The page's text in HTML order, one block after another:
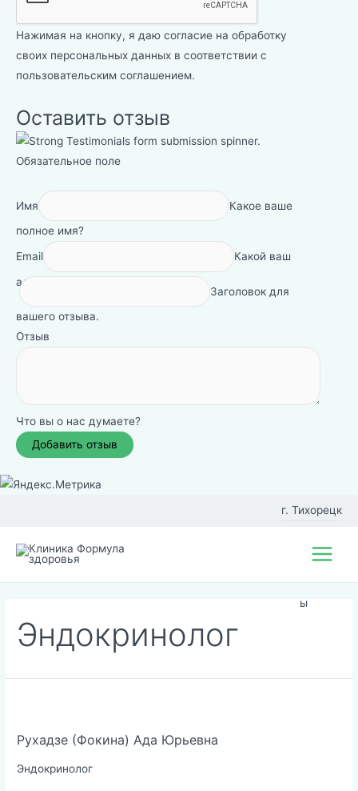
Нажимая на кнопку, я даю согласие на обработку
своих персональных данных в соответствии с
пользовательским соглашением.
Оставить отзыв
Обязательное поле
Имя
Какое ваше
полное имя?
Email
Какой ваш
адрес электронной почты?
Заголовок для
вашего отзыва.
Отзыв
Что вы о нас думаете?
г. Тихорецк
ы
Main
Эндокринолог
Рухадзе (Фокина) Ада Юрьевна
Эндокринолог